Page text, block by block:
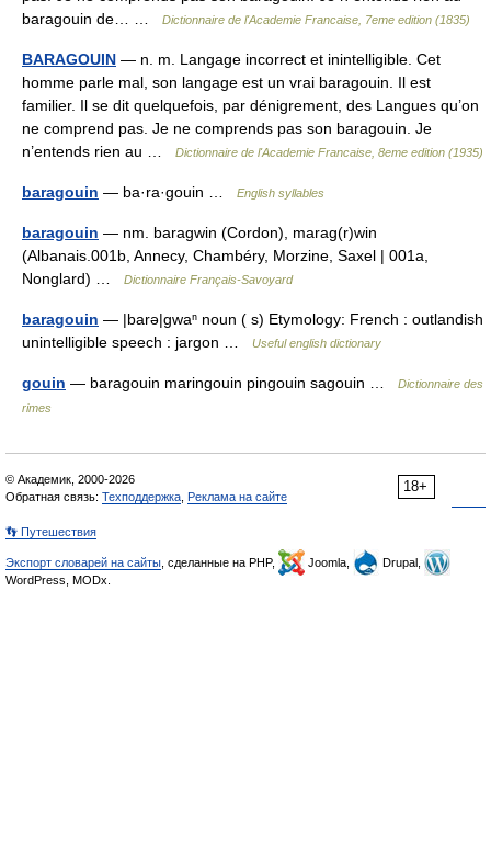
baragouin de… …
Dictionnaire de l'Academie Francaise, 7eme edition (1835)
BARAGOUIN — n. m. Langage incorrect et inintelligible. Cet
homme parle mal, son langage est un vrai baragouin. Il est
familier. Il se dit quelquefois, par dénigrement, des Langues qu’on
ne comprend pas. Je ne comprends pas son baragouin. Je
n’entends rien au …
Dictionnaire de l'Academie Francaise, 8eme edition (1935)
baragouin — ba·ra·gouin … English syllables
baragouin — nm. baragwin (Cordon), marag(r)win
(Albanais.001b, Annecy, Chambéry, Morzine, Saxel | 001a,
Nonglard) …
Dictionnaire Français-Savoyard
baragouin — |barə|gwaⁿ noun ( s) Etymology: French : outlandish
unintelligible speech : jargon …
Useful english dictionary
gouin — baragouin maringouin pingouin sagouin …
Dictionnaire des
rimes
18+
© Академик, 2000-2026
Обратная связь: Техподдержка Реклама на сайте
👣 Путешествия
Экспорт словарей на сайты , сделанные на PHP, Joomla,
Drupal,
WordPress, MODx.